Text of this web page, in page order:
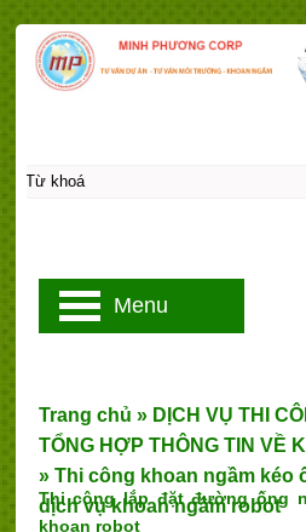
Thi công lắp đặt đường ống
khoan robot
Trang chủ » DỊCH VỤ THI
TỔNG HỢP THÔNG TIN VỀ
» Thi công khoan ngầm kéo
dịch vụ khoan ngầm robot
Menu